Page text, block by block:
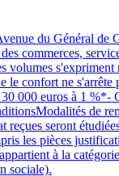
du Général de
commerces,
volumes
le confort ne s'arrête
000 euros à 1 %*-
de
seront
les pièces
à la
sociale).